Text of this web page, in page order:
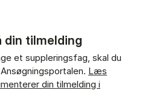
din tilmelding
et suppleringsfag, skal du
Læs
din tilmelding i